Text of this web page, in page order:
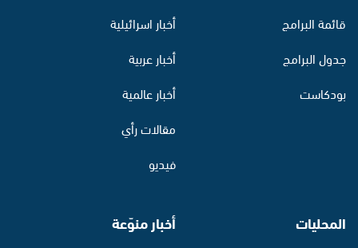
قائمة البرامج
جدول البرامج
بودكاست
أخبار اسرائيلية
أخبار عربية
أخبار عالمية
مقالات رأي
فيديو
المحليات أخبار منوّعة